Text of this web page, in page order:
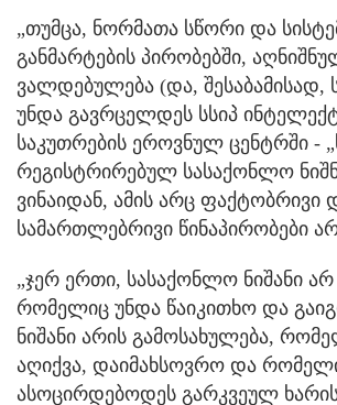
„თუმცა, ნორმათა სწორი და
განმარტების პირობებში,
ვალდებულება (და, შესაბამისად,
უნდა გავრცელდეს სსიპ
საკუთრების ეროვნულ ცენტრში -
რეგისტრირებულ სასაქონლო
ვინაიდან, ამის არც ფაქტობრივი
სამართლებრივი წინაპირობები
„ჯერ ერთი, სასაქონლო ნიშანი
რომელიც უნდა წაიკითხო და
ნიშანი არის გამოსახულება,
აღიქვა, დაიმახსოვრო და
ასოცირდებოდეს გარკვეულ